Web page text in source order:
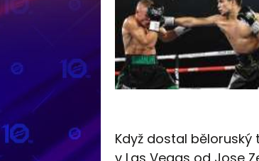
Když dostal